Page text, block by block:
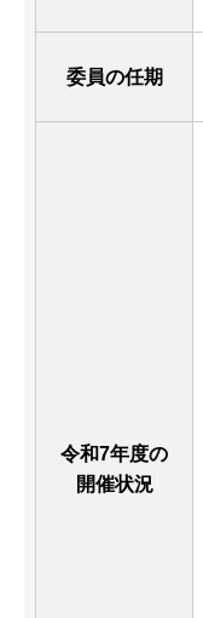
委員の任期
令和7年度の
開催状況